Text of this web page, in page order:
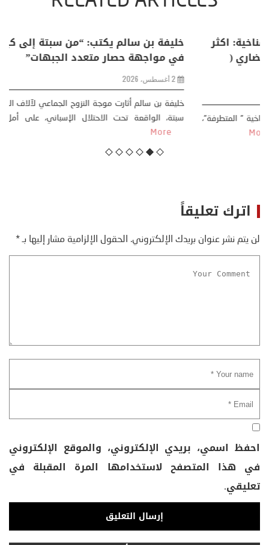
منذر بالضيافي يكتب حول: التغيرات المناخية: اكثر
من ظاهرة طبيعية .. تحول اجتماعي وحضاري (
مقاربة سوسيولوجية )
كتب: منذر بالضيافي بدأت قصتي مع التغييرات المناخية ” المتطرفة”،
منذ نهاية ثمانينات القرن الماضي، حين أطردنا ...
اترك تعليقاً
لن يتم نشر عنوان بريدك الإلكتروني. الحقول الإلزامية مشار إليها بـ*
احفظ اسمي، بريدي الإلكتروني، والموقع الإلكتروني
في هذا المتصفح لاستخدامها المرة المقبلة في
تعليقي.